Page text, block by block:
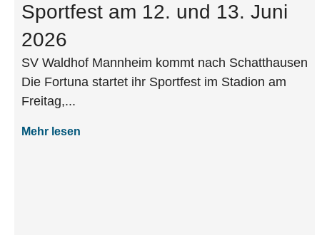
Sportfest am 12. und 13. Juni
2026
SV Waldhof Mannheim kommt nach Schatthausen
Die Fortuna startet ihr Sportfest im Stadion am
Freitag,...
Mehr lesen